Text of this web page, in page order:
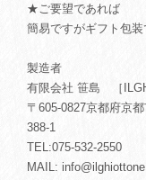
★ご要望であれば
簡易ですがギフト包
製造者
有限会社 笹島 ［
〒605-0827京都府京
388-1
TEL:075-532-2550
MAIL: